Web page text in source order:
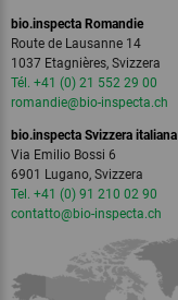
bio.inspecta Romandie
Route de Lausanne 14
1037 Etagnières, Svizzera
Tél. +41 (0) 21 552 29 00
romandie@bio-inspecta.ch
bio.inspecta Svizzera italiana
Via Emilio Bossi 6
6901 Lugano, Svizzera
Tel. +41 (0) 91 210 02 90
contatto@bio-inspecta.ch